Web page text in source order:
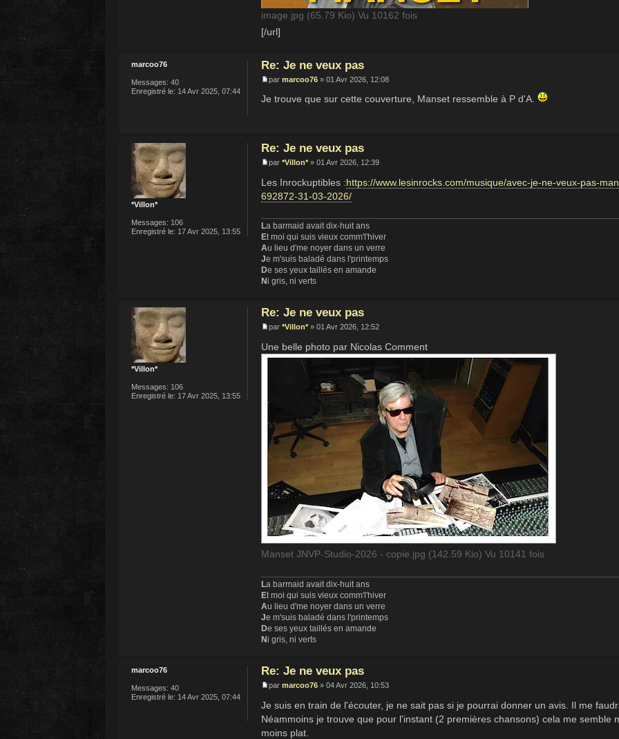
image.jpg (65.79 Kio) Vu 10162 fois
[/url]
Re: Je ne veux pas
par marcoo76 » 01 Avr 2026, 12:08
Je trouve que sur cette couverture, Manset ressemble à P d'A.
marcoo76
Messages: 40
Enregistré le: 14 Avr 2025, 07:44
Re: Je ne veux pas
par *Villon* » 01 Avr 2026, 12:39
Les Inrockuptibles :https://www.lesinrocks.com/musique/avec-je-ne-veux-pas-
692872-31-03-2026/
La barmaid avait dix-huit ans
Et moi qui suis vieux comm'l'hiver
Au lieu d'me noyer dans un verre
Je m'suis baladé dans l'printemps
De ses yeux taillés en amande
Ni gris, ni verts
*Villon*
Messages: 106
Enregistré le: 17 Avr 2025, 13:55
Re: Je ne veux pas
par *Villon* » 01 Avr 2026, 12:52
Une belle photo par Nicolas Comment
Manset JNVP-Studio-2026 - copie.jpg (142.59 Kio) Vu 10141 fois
La barmaid avait dix-huit ans
Et moi qui suis vieux comm'l'hiver
Au lieu d'me noyer dans un verre
Je m'suis baladé dans l'printemps
De ses yeux taillés en amande
Ni gris, ni verts
*Villon*
Messages: 106
Enregistré le: 17 Avr 2025, 13:55
Re: Je ne veux pas
par marcoo76 » 04 Avr 2026, 10:53
Je suis en train de l'écouter, je ne sait pas si je pourrai donner un avis. Il me
Néammoins je trouve que pour l'instant (2 premières chansons) cela me semble
moins plat.
marcoo76
Messages: 40
Enregistré le: 14 Avr 2025, 07:44